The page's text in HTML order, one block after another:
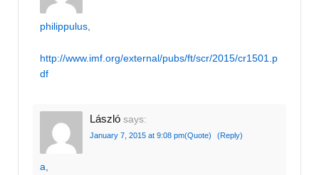
philippulus,
http://www.imf.org/external/pubs/ft/scr/2015/cr1501.p
df
László says:
January 7, 2015 at 9:08 pm(Quote) (Reply)
a,